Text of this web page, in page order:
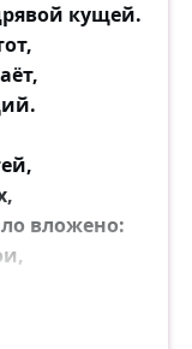
кущей.
вложено: